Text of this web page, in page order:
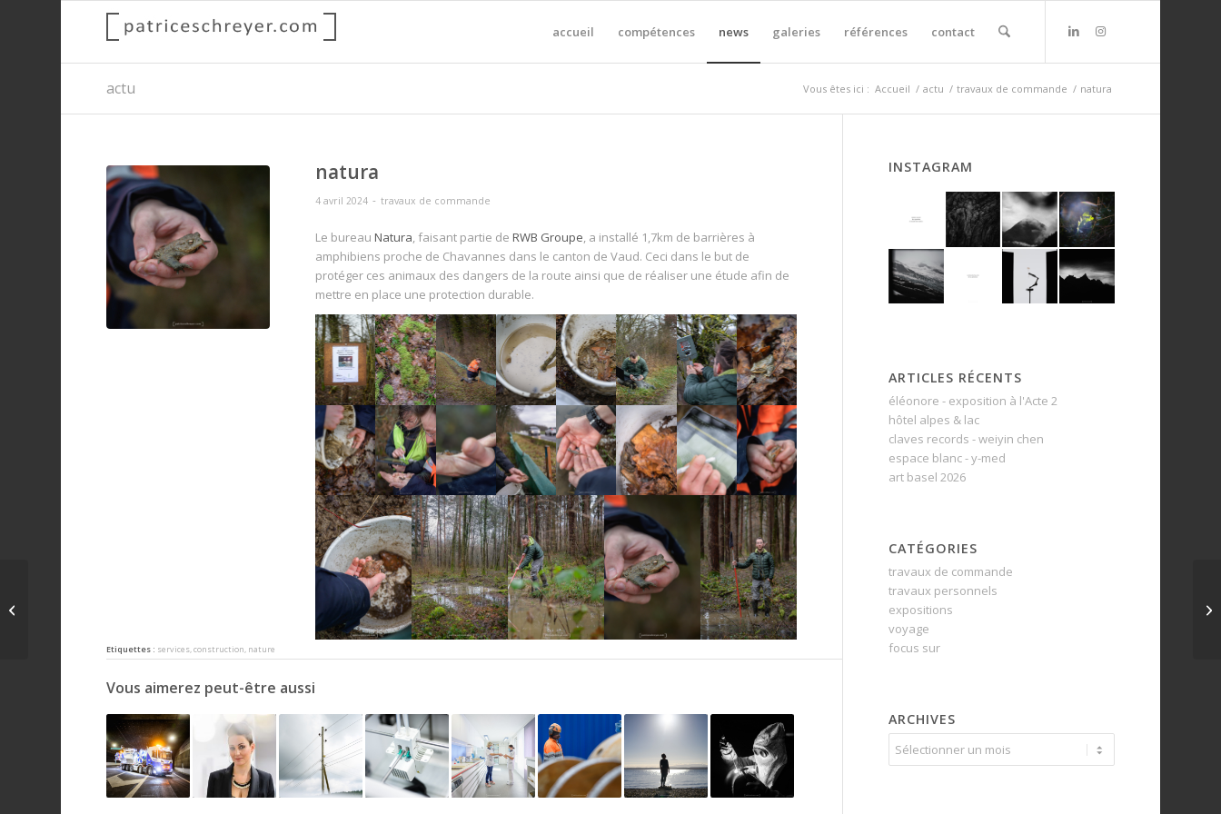
accueil compétences news galeries références contact
actu Vous êtes ici : Accueil / actu / travaux de commande / natura
natura
4 avril 2024 - travaux de commande
Le bureauNatura, faisant partie deRWB Groupe, a installé 1,7km de barrières à
amphibiens proche de Chavannes dans le canton de Vaud. Ceci dans le but de
protéger ces animaux des dangers de la route ainsi que de réaliser une étude afin de
mettre en place une protection durable.
Etiquettes : services,construction, nature
Vous aimerez peut-être aussi
INSTAGRAM
ARTICLES RÉCENTS
éléonore - exposition à l'Acte 2
hôtel alpes & lac
claves records - weiyin chen
espace blanc - y-med
art basel 2026
CATÉGORIES
travaux de commande
travaux personnels
expositions
voyage
focus sur
ARCHIVES